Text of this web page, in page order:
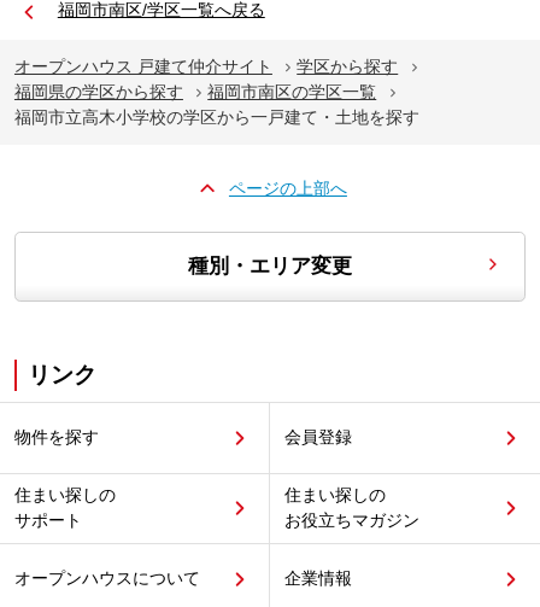
福岡市南区/学区一覧へ戻る
オープンハウス 戸建て仲介サイト
学区から探す
福岡県の学区から探す
福岡市南区の学区一覧
福岡市立高木小学校の学区から一戸建て・土地を探す
ページの上部へ
種別・エリア変更
リンク
物件を探す 会員登録
住まい探しの
サポート
住まい探しの
お役立ちマガジン
オープンハウスについて 企業情報